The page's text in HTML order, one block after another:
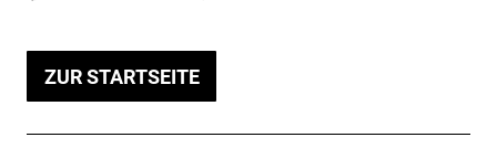
ZUR STARTSEITE